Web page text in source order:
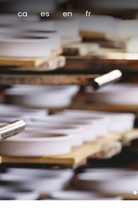
ca es en fr